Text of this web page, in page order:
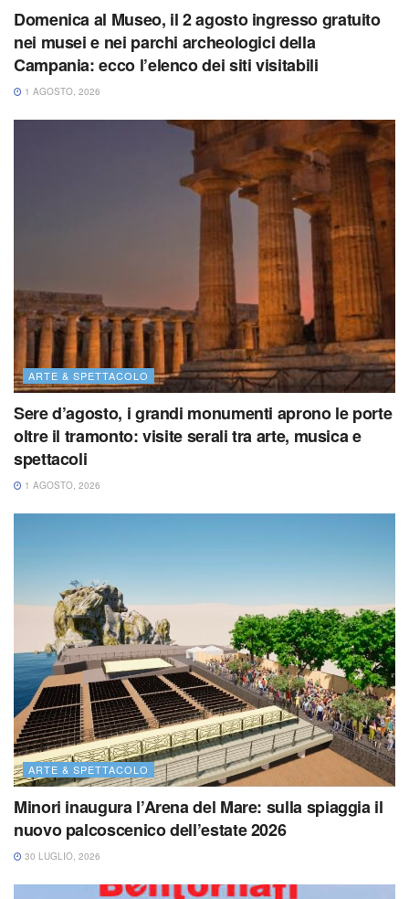
Domenica al Museo, il 2 agosto ingresso gratuito
nei musei e nei parchi archeologici della
Campania: ecco l’elenco dei siti visitabili
1 AGOSTO, 2026
ARTE & SPETTACOLO
Sere d’agosto, i grandi monumenti aprono le porte
oltre il tramonto: visite serali tra arte, musica e
spettacoli
1 AGOSTO, 2026
ARTE & SPETTACOLO
Minori inaugura l’Arena del Mare: sulla spiaggia il
nuovo palcoscenico dell’estate 2026
30 LUGLIO, 2026